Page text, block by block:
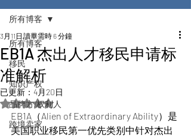
所有博客
移民
知识产权
品牌方/权利人
跨境卖家
所有博客
EB1A 杰出人才移民申请标
准解析
3月11日 讀畢需時 6 分鐘
已更新： 4月20日
評等為 NaN（最高為 5 顆星）。
EB1A（Alien of Extraordinary Ability）是
美国职业移民第一优先类别中针对杰出